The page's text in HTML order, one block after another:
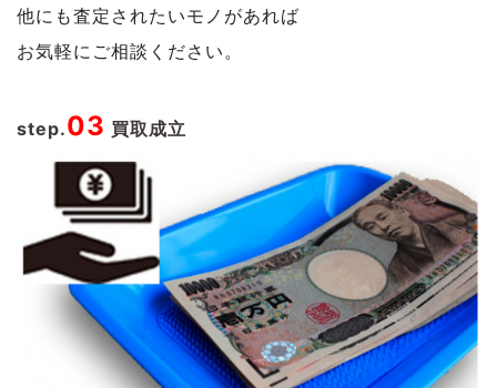
他にも査定されたいモノがあれば
お気軽にご相談ください。
step.03 買取成立